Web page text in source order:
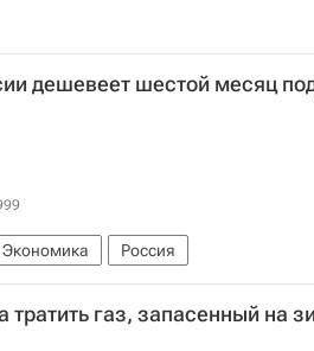
дешевеет шестой месяц
Экономика
Россия
государственной статистики
тратить газ, запасенный на